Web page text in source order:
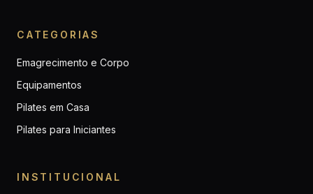
CATEGORIAS
Emagrecimento e Corpo
Equipamentos
Pilates em Casa
Pilates para Iniciantes
INSTITUCIONAL